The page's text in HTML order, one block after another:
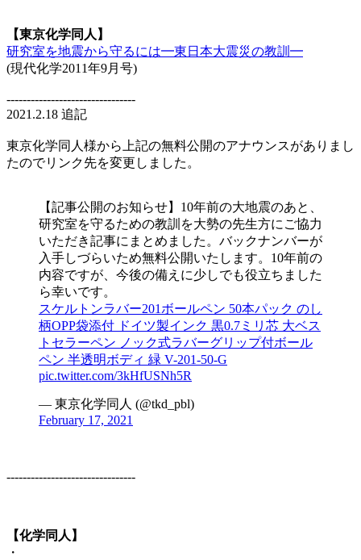
【東京化学同人】
研究室を地震から守るには━東日本大震災の教訓━
(現代化学2011年9月号)
--------------------------------
2021.2.18 追記
東京化学同人様から上記の無料公開のアナウンスがありまし
たのでリンク先を変更しました。
【記事公開のお知らせ】10年前の大地震のあと、
研究室を守るための教訓を大勢の先生方にご協力
いただき記事にまとめました。バックナンバーが
入手しづらいため無料公開いたします。10年前の
内容ですが、今後の備えに少しでも役立ちました
ら幸いです。
スケルトンラバー201ボールペン 50本パック のし
柄OPP袋添付 ドイツ製インク 黒0.7ミリ芯 大ベス
トセラーペン ノック式ラバーグリップ付ボール
ペン 半透明ボディ 緑 V-201-50-G
pic.twitter.com/3kHfUSNh5R
— 東京化学同人 (@tkd_pbl)
February 17, 2021
--------------------------------
【化学同人】
・